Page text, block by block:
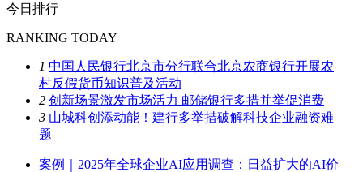
今日排行
RANKING TODAY
1 中国人民银行北京市分行联合北京农商银行开展农
村反假货币知识普及活动
2 创新场景激发市场活力 邮储银行多措并举促消费
3 山城科创添动能！建行多举措破解科技企业融资难
题
案例｜2025年全球企业AI应用调查：日益扩大的AI价